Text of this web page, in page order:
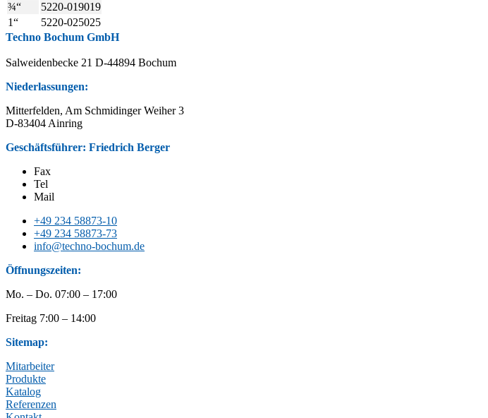
¾“
5220-019019
1“
5220-025025
Techno Bochum GmbH
Salweidenbecke 21 D-44894 Bochum
Niederlassungen:
Mitterfelden, Am Schmidinger Weiher 3
D-83404 Ainring
Geschäftsführer: Friedrich Berger
Fax
Tel
Mail
+49 234 58873-10
+49 234 58873-73
info@techno-bochum.de
Öffnungszeiten:
Mo. – Do. 07:00 – 17:00
Freitag 7:00 – 14:00
Sitemap:
Mitarbeiter
Produkte
Katalog
Referenzen